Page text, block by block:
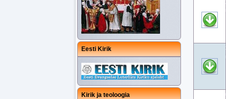
Eesti Kirik
Kirik ja teoloogia